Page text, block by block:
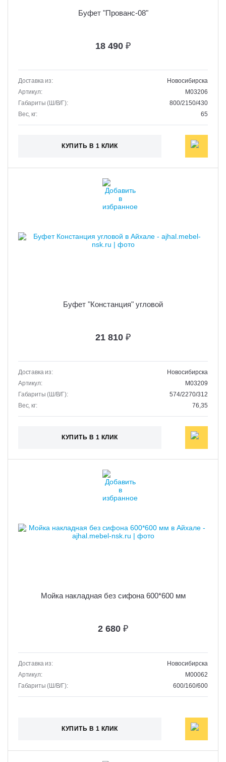
Буфет "Прованс-08"
18 490 ₽
Доставка из:
Новосибирска
Артикул:
M03206
Габариты (Ш/В/Г):
800/2150/430
Вес, кг:
65
КУПИТЬ В 1 КЛИК
Буфет "Констанция" угловой
21 810 ₽
Доставка из:
Новосибирска
Артикул:
M03209
Габариты (Ш/В/Г):
574/2270/312
Вес, кг:
76,35
КУПИТЬ В 1 КЛИК
Мойка накладная без сифона 600*600 мм
2 680 ₽
Доставка из:
Новосибирска
Артикул:
M00062
Габариты (Ш/В/Г):
600/160/600
КУПИТЬ В 1 КЛИК